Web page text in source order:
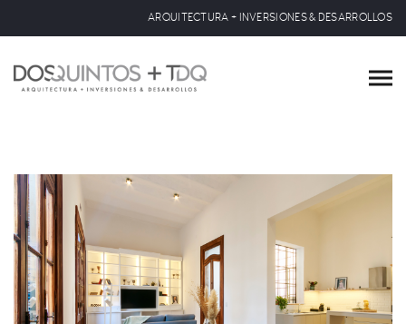
ARQUITECTURA + INVERSIONES & DESARROLLOS